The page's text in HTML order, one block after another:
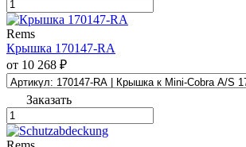
Rems
Крышка 170147-RA
от 10 268 ₽
Заказать